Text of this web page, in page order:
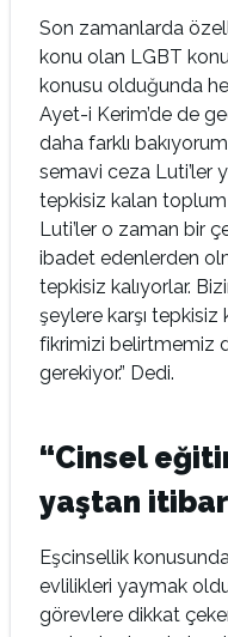
Son zamanlarda
konu olan LGBT
konusu olduğunda
Ayet-i Kerim’de de
daha farklı
semavi ceza Luti’ler
tepkisiz kalan
Luti’ler o zaman bir
ibadet edenlerden
tepkisiz kalıyorlar.
şeylere karşı
fikrimizi belirtmemiz
gerekiyor.” Dedi.
“Cinsel
yaştan
Eşcinsellik
evlilikleri yaymak
görevlere dikkat